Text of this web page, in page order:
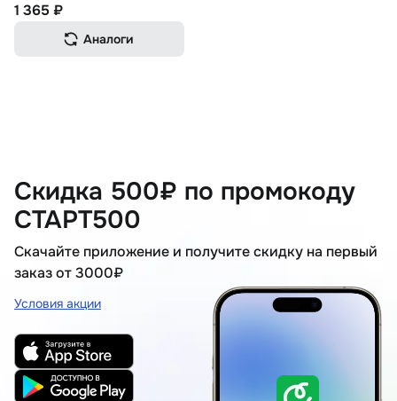
1 365 ₽
Аналоги
Скидка 500₽ по промокоду
СТАРТ500
Скачайте приложение и получите скидку на первый
заказ от 3000₽
Условия акции